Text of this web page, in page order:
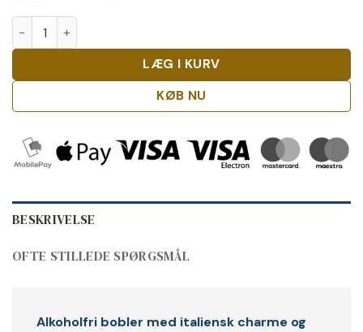
LÆG I KURV
KØB NU
BESKRIVELSE
OFTE STILLEDE SPØRGSMÅL
Alkoholfri bobler med italiensk charme og